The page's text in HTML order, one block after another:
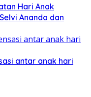
Hari Anak
Ananda dan
antar anak hari